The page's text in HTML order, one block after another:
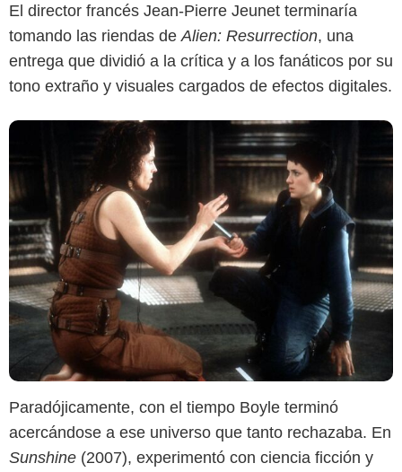
El director francés Jean-Pierre Jeunet terminaría
tomando las riendas deAlien: Resurrection, una
entrega que dividió a la crítica y a los fanáticos por su
tono extraño y visuales cargados de efectos digitales.
Paradójicamente, con el tiempo Boyle terminó
acercándose a ese universo que tanto rechazaba. En
Sunshine (2007), experimentó con ciencia ficción y